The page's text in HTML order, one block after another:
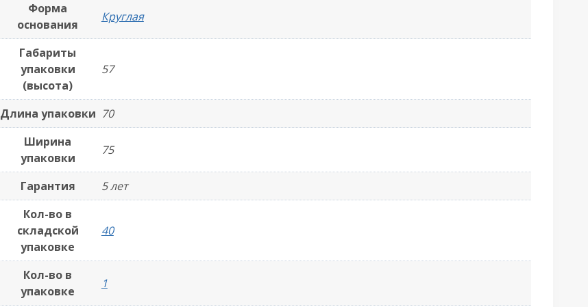
Форма
основания
Круглая
Габариты
упаковки
(высота)
57
Длина упаковки 70
Ширина
упаковки
75
Гарантия
5 лет
Кол-во в
складской
упаковке
40
Кол-во в
упаковке
1